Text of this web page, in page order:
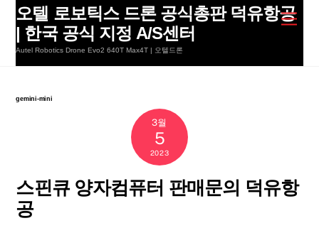
Skip
content
오텔 로보틱스 드론 공식총판 덕유항공
| 한국 공식 지정 A/S센터
Autel Robotics Drone Evo2 640T Max4T | 오텔드론
gemini-mini
3월
5
2023
스핀큐 양자컴퓨터 판매문의 덕유항
공